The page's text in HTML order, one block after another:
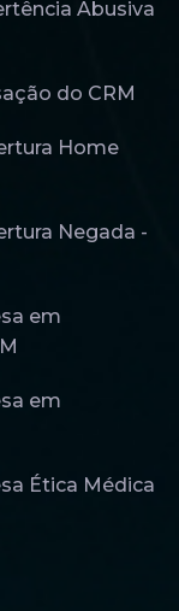
Abusiva
do CRM
Home
Negada -
em
em
Ética Médica